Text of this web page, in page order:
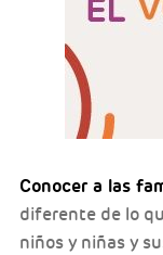
Conocer a las
diferente de lo
niños y niñas y